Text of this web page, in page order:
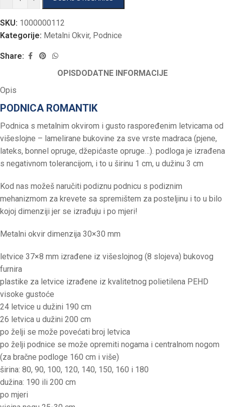
SKU: 1000000112
Kategorije: Metalni Okvir, Podnice
Share:
OPISDODATNE INFORMACIJE
Opis
PODNICA ROMANTIK
Podnica s metalnim okvirom i gusto raspoređenim letvicama od
višeslojne – lamelirane bukovine za sve vrste madraca (pjene,
lateks, bonnel opruge, džepićaste opruge…). podloga je izrađena
s negativnom tolerancijom, i to u širinu 1 cm, u dužinu 3 cm
Kod nas možeš naručiti podiznu podnicu s podiznim
mehanizmom za krevete sa spremištem za posteljinu i to u bilo
kojoj dimenziji jer se izrađuju i po mjeri!
Metalni okvir dimenzija 30×30 mm
letvice 37×8 mm izrađene iz višeslojnog (8 slojeva) bukovog
furnira
plastike za letvice izrađene iz kvalitetnog polietilena PEHD
visoke gustoće
24 letvice u dužini 190 cm
26 letvica u dužini 200 cm
po želji se može povećati broj letvica
po želji podnice se može opremiti nogama i centralnom nogom
(za bračne podloge 160 cm i više)
širina: 80, 90, 100, 120, 140, 150, 160 i 180
dužina: 190 ili 200 cm
po mjeri